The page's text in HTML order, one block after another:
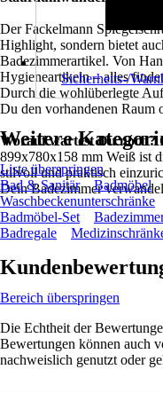
Der Fackelmann
Highlight, sondern bietet
Badezimmerartikel. Von
Hygieneartikeln – alles
Durch die wohlüberlegte
Du den vorhandenen Raum
Worauf wartest Du noch?
899x780x158 mm Weiß ist
stilvoll und praktisch
Dein Badezimmer
Sicherheits-/
Weitere
Liste überspringen
Bad & Sanitär
Badmöbel
Waschbeckenunterschränke
Badmöbel-Set
Badregale
Bereich überspringen
Die Echtheit der
Bewertungen können auch
nachweislich genutzt oder